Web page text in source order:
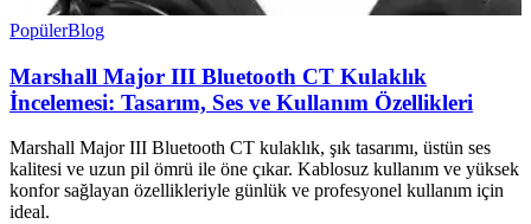
PopülerBlog
Marshall Major III Bluetooth CT Kulaklık
İncelemesi: Tasarım, Ses ve Kullanım Özellikleri
Marshall Major III Bluetooth CT kulaklık, şık tasarımı, üstün ses
kalitesi ve uzun pil ömrü ile öne çıkar. Kablosuz kullanım ve yüksek
konfor sağlayan özellikleriyle günlük ve profesyonel kullanım için
ideal.